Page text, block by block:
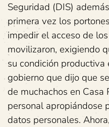
Seguridad (DIS)
primera vez los
impedir el acceso de
movilizaron, exigiendo
su condición productiva
gobierno que dijo que
de muchachos en
personal apropiándose
datos personales.